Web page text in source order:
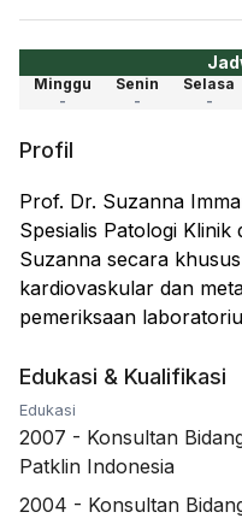
Minggu Senin Selasa
-
- -
Profil
Prof. Dr. Suzanna
Spesialis Patologi
Suzanna secara
kardiovaskular dan
pemeriksaan
Edukasi & Kualifikasi
Edukasi
2007 - Konsultan
Patklin Indonesia
2004 - Konsultan